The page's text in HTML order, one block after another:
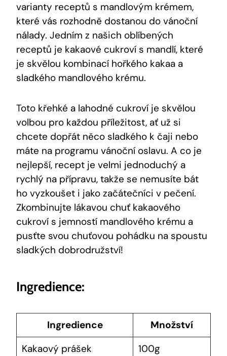
varianty receptů s mandlovým krémem,
které vás rozhodně dostanou do vánoční
‍nálady. Jedním z našich oblíbených⁤
receptů je kakaové cukroví s mandlí, které​
je skvělou kombinací hořkého kakaa a
sladkého mandlového ⁤krému.
Toto křehké a lahodné cukroví je skvělou
volbou pro každou příležitost,​ ať už si
chcete dopřát ⁣něco⁣ sladkého k ‍čaji‌ nebo
máte na ⁤programu ‌vánoční oslavu. A co je⁢
nejlepší, recept je‍ velmi jednoduchý⁣ a
rychlý na přípravu, takže se nemusíte bát
ho vyzkoušet i jako začátečníci v pečení.
Zkombinujte lákavou chuť ​kakaového
cukroví s‌ jemností mandlového krému a
pusťte svou chuťovou pohádku na spoustu
sladkých dobrodružství!
Ingredience:
Ingredience
Množství
Kakaový‍ prášek
100g